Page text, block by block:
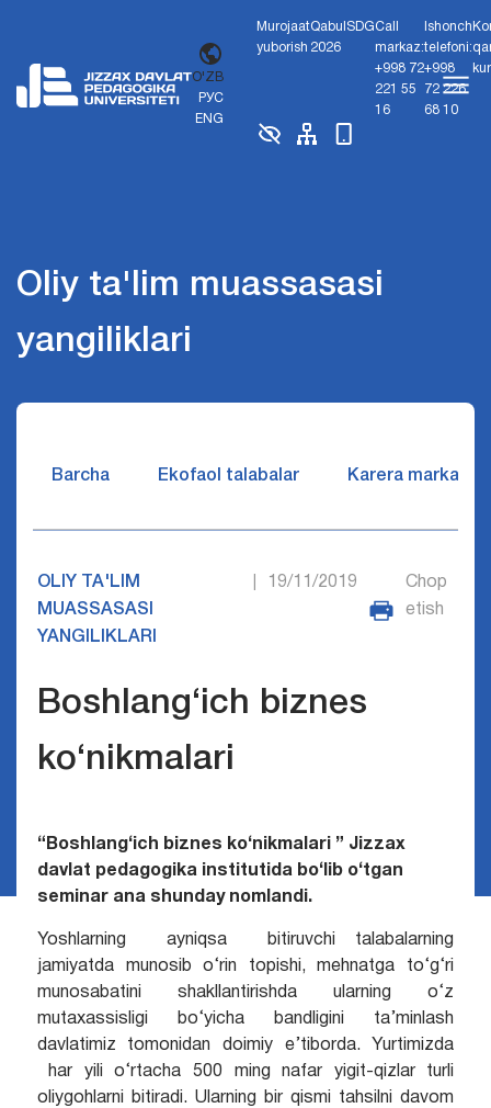
O'ZB
РУС
ENG
Murojaat
yuborish
Qabul
2026
SDGCall
markaz:
+998 72
221 55
16
Ishonch
telefoni:
+998
72 226
68 10
Oliy ta'lim muassasasi
yangiliklari
Barcha Ekofaol talabalar Karera markazi
OLIY TA'LIM
MUASSASASI
YANGILIKLARI
19/11/2019
Chop
etish
Boshlang‘ich biznes
ko‘nikmalari
“Boshlang‘ich biznes ko‘nikmalari ” Jizzax
davlat pedagogika institutida bo‘lib o‘tgan
seminar ana shunday nomlandi.
Yoshlarning ayniqsa bitiruvchi talabalarning
jamiyatda munosib o‘rin topishi, mehnatga to‘g‘ri
munosabatini shakllantirishda ularning o‘z
mutaxassisligi bo‘yicha bandligini ta’minlash
davlatimiz tomonidan doimiy e’tiborda. Yurtimizda
har yili o‘rtacha 500 ming nafar yigit-qizlar turli
oliygohlarni bitiradi. Ularning bir qismi tahsilni davom